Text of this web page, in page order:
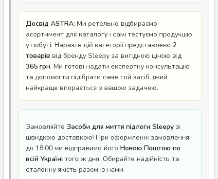
Досвід ASTRA: Ми ретельно відбираємо
асортимент для каталогу і самі тестуємо продукцію
у побуті. Наразі в цій категорії представлено 2
товарів від бренду Sleepy за вигідною ціною від
365 грн. Ми готові надати експертну консультацію
та допомогти підібрати саме той засіб, який
найкраще впорається з вашою задачею.
Замовляйте Засоби для миття підлоги Sleepy зі
швидкою доставкою! При оформленні замовлення
до 18:00 ми відправимо його Новою Поштою по
всій Україні того ж дня. Обирайте надійність та
еталонну якість разом із нами.